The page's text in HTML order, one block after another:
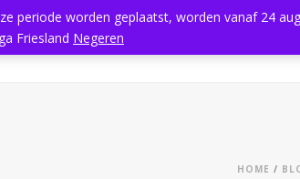
Rooster
HOME /
periode worden geplaatst, worden vanaf 24
Friesland Negeren